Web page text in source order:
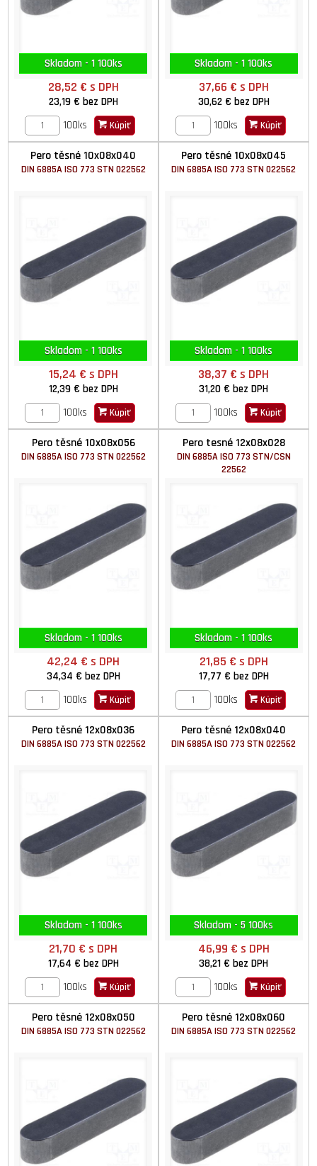
Skladom - 1 100ks
28,52 € s DPH
23,19 € bez DPH
100ks
Kúpiť
Skladom - 1 100ks
37,66 € s DPH
30,62 € bez DPH
100ks
Kúpiť
Pero těsné 10x08x040
DIN 6885A ISO 773 STN 022562
Skladom - 1 100ks
15,24 € s DPH
12,39 € bez DPH
100ks
Kúpiť
Pero těsné 10x08x045
DIN 6885A ISO 773 STN 022562
Skladom - 1 100ks
38,37 €s DPH
31,20 €bez DPH
100ks
Kúpiť
Pero těsné 10x08x056
DIN 6885A ISO 773 STN 022562
Skladom - 1 100ks
42,24 €s DPH
34,34 € bez DPH
100ks
Kúpiť
Pero tesné 12x08x028
DIN 6885A ISO 773 STN/CSN
22562
Skladom - 1 100ks
21,85 € s DPH
17,77 € bez DPH
100ks
Kúpiť
Pero těsné 12x08x036
DIN 6885A ISO 773 STN 022562
Skladom - 1 100ks
21,70 €s DPH
17,64 € bez DPH
100ks
Kúpiť
Pero těsné 12x08x040
DIN 6885A ISO 773 STN 022562
Skladom - 5 100ks
46,99 € s DPH
38,21 €bez DPH
100ks
Kúpiť
Pero těsné 12x08x050
DIN 6885A ISO 773 STN 022562
Pero těsné 12x08x060
DIN 6885A ISO 773 STN 022562